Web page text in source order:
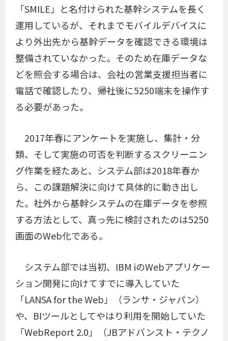
「SMILE」と名付けられた基幹システムを長く
運用しているが、それまでモバイルデバイスに
より外出先から基幹データを確認できる環境は
整備されていなかった。そのため在庫データな
どを照会する場合は、会社の営業支援担当者に
電話で確認したり、帰社後に5250端末を操作す
る必要があった。
2017年春にアンケートを実施し、集計・分
類、そして実施の可否を判断するスクリーニン
グ作業を経たあと、システム部は2018年春か
ら、この課題解決に向けて具体的に動き出し
た。社外から基幹システムの在庫データを参照
する方法として、真っ先に検討されたのは5250
画面のWeb化である。
システム部では当初、IBM iのWebアプリケー
ション開発に向けてすでに導入していた
「LANSA for the Web」（ランサ・ジャパン）
や、BIツールとしてやはり利用を開始していた
「WebReport 2.0」（JBアドバンスト・テクノ